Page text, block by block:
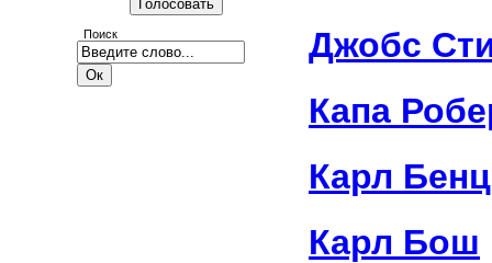
Поиск
Джобс
Капа
Карл Бенц
Карл Бош